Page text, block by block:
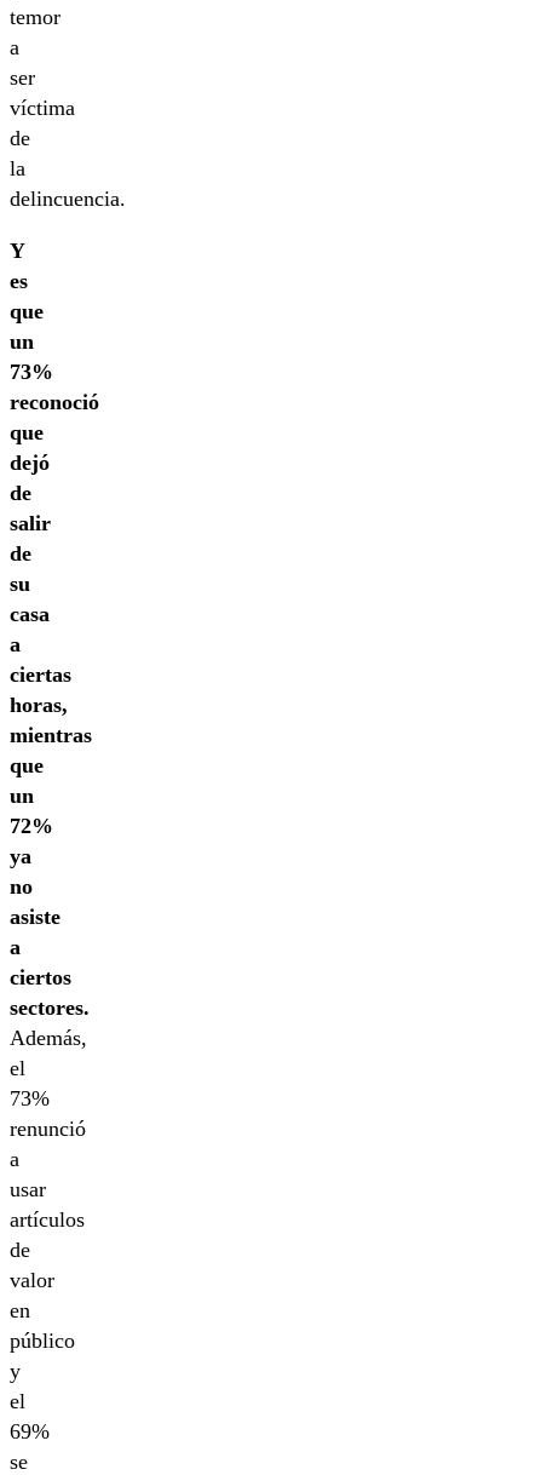
temor
a
ser
víctima
de
la
delincuencia.
Y
es
que
un
73%
reconoció
que
dejó
de
salir
de
su
casa
a
ciertas
horas,
mientras
que
un
72%
ya
no
asiste
a
ciertos
sectores.
Además,
el
73%
renunció
a
usar
artículos
de
valor
en
público
y
el
69%
se